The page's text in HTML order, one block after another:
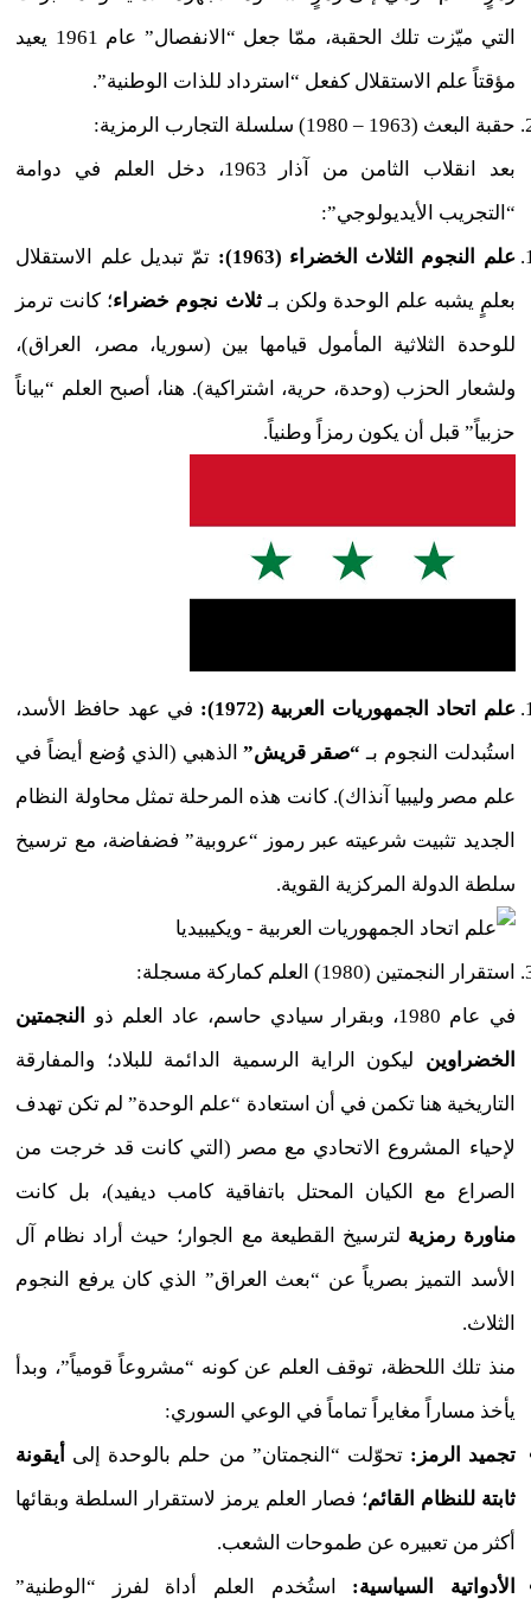
التي ميّزت تلك الحقبة، ممّا جعل “الانفصال” عام 1961 يعيد
مؤقتاً علم الاستقلال كفعل “استرداد للذات الوطنية”.
حقبة البعث (1963 – 1980) سلسلة التجارب الرمزية:
بعد انقلاب الثامن من آذار 1963، دخل العلم في دوامة
“التجريب الأيديولوجي”:
علم النجوم الثلاث الخضراء (1963):
تمّ تبديل علم الاستقلال
بعلمٍ يشبه علم الوحدة ولكن بـثلاث نجوم خضراء؛ كانت ترمز
للوحدة الثلاثية المأمول قيامها بين (سوريا، مصر، العراق)،
ولشعار الحزب (وحدة، حرية، اشتراكية). هنا، أصبح العلم “بياناً
حزبياً” قبل أن يكون رمزاً وطنياً.
علم اتحاد الجمهوريات العربية (1972):
في عهد حافظ الأسد،
استُبدلت النجوم بـ “صقر قريش”الذهبي (الذي وُضع أيضاً في
علم مصر وليبيا آنذاك). كانت هذه المرحلة تمثل محاولة النظام
الجديد تثبيت شرعيته عبر رموز “عروبية” فضفاضة، مع ترسيخ
سلطة الدولة المركزية القوية.
استقرار النجمتين (1980) العلم كماركة مسجلة:
في عام 1980، وبقرار سيادي حاسم، عاد العلم ذو
النجمتين
الخضراوين ليكون الراية الرسمية الدائمة للبلاد؛ والمفارقة
التاريخية هنا تكمن في أن استعادة “علم الوحدة” لم تكن تهدف
لإحياء المشروع الاتحادي مع مصر ( التي كانت قد خرجت من
الصراع مع الكيان المحتل باتفاقية كامب ديفيد)، بل كانت
مناورة رمزية لترسيخ القطيعة مع الجوار؛ حيث أراد نظام آل
الأسد التميز بصرياً عن “بعث العراق” الذي كان يرفع النجوم
الثلاث.
منذ تلك اللحظة، توقف العلم عن كونه “مشروعاً قومياً”، وبدأ
يأخذ مساراً مغايراً تماماً في الوعي السوري:
تجميد الرمز: تحوّلت “النجمتان” من حلم بالوحدة إلى
أيقونة
ثابتة للنظام القائم؛ فصار العلم يرمز لاستقرار السلطة وبقائها
أكثر من تعبيره عن طموحات الشعب.
الأدواتية السياسية: استُخدم العلم أداة لفرز “الوطنية”